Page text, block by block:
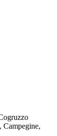
Campegine,